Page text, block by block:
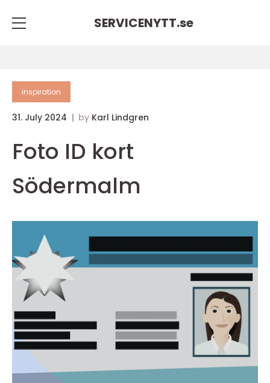
SERVICENYTT.se
inspiration
31. July 2024 by Karl Lindgren
Foto ID kort
Södermalm